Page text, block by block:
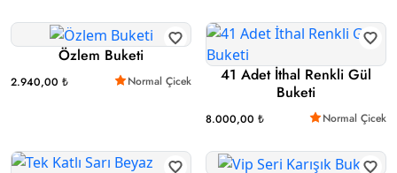
Özlem Buketi
2.940,00 ₺ Normal Çicek
41 Adet İthal Renkli Gül
Buketi
8.000,00 ₺ Normal Çicek